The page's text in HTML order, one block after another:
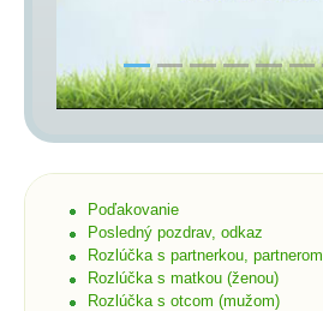
Poďakovanie
Posledný pozdrav, odkaz
Rozlúčka s partnerkou, partnerom
Rozlúčka s matkou (ženou)
Rozlúčka s otcom (mužom)